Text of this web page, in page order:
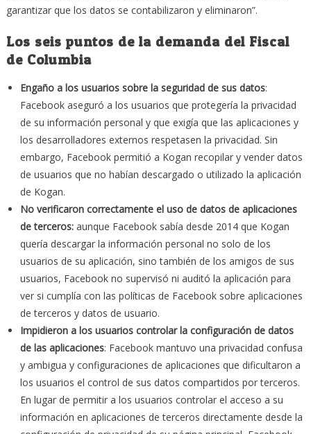
garantizar que los datos se contabilizaron y eliminaron”.
Los seis puntos de la demanda del Fiscal
de Columbia
Engaño a los usuarios sobre la seguridad de sus datos:
Facebook aseguró a los usuarios que protegería la privacidad
de su información personal y que exigía que las aplicaciones y
los desarrolladores externos respetasen la privacidad. Sin
embargo, Facebook permitió a Kogan recopilar y vender datos
de usuarios que no habían descargado o utilizado la aplicación
de Kogan.
No verificaron correctamente el uso de datos de aplicaciones
de terceros: aunque Facebook sabía desde 2014 que Kogan
quería descargar la información personal no solo de los
usuarios de su aplicación, sino también de los amigos de sus
usuarios, Facebook no supervisó ni auditó la aplicación para
ver si cumplía con las políticas de Facebook sobre aplicaciones
de terceros y datos de usuario.
Impidieron a los usuarios controlar la configuración de datos
de las aplicaciones: Facebook mantuvo una privacidad confusa
y ambigua y configuraciones de aplicaciones que dificultaron a
los usuarios el control de sus datos compartidos por terceros.
En lugar de permitir a los usuarios controlar el acceso a su
información en aplicaciones de terceros directamente desde la